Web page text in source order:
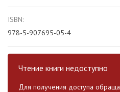
ISBN:
978-5-907695-05-4
Чтение книги недоступно
Для получения доступа